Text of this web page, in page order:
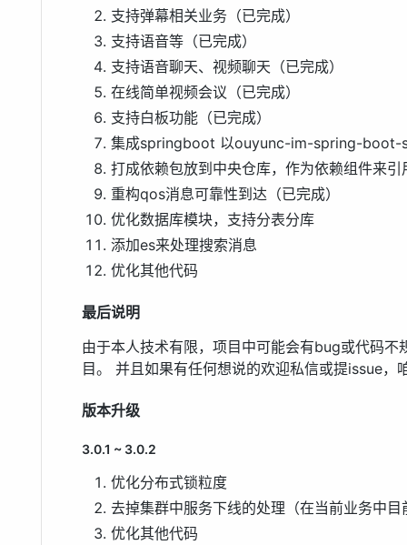
支持弹幕相关业务（已完成）
支持语音等（已完成）
支持语音聊天、视频聊天（已完成）
在线简单视频会议（已完成）
支持白板功能（已完成）
集成springboot 以ouyunc-im-spring-boot-
打成依赖包放到中央仓库，作为依赖组件来引
重构qos消息可靠性到达（已完成）
优化数据库模块，支持分表分库
添加es来处理搜索消息
优化其他代码
最后说明
由于本人技术有限，项目中可能会有bug或代码
目。 并且如果有任何想说的欢迎私信或提issue，
版本升级
3.0.1 ~ 3.0.2
优化分布式锁粒度
去掉集群中服务下线的处理（在当前业务中
优化其他代码